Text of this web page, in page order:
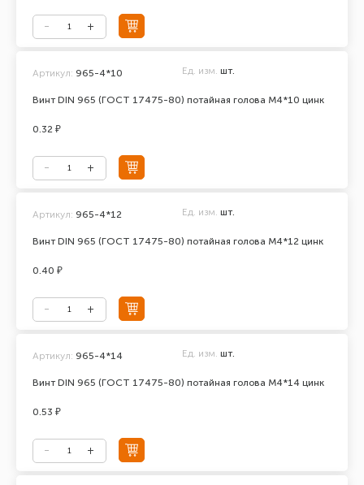
Винт DIN 965 (ГОСТ 17475-80) потайная голова М4*10 цинк
Артикул: 965-4*10 Ед. изм. шт.
0.32 ₽
Винт DIN 965 (ГОСТ 17475-80) потайная голова М4*12 цинк
Артикул: 965-4*12 Ед. изм. шт.
0.40 ₽
Винт DIN 965 (ГОСТ 17475-80) потайная голова М4*14 цинк
Артикул: 965-4*14 Ед. изм. шт.
0.53 ₽